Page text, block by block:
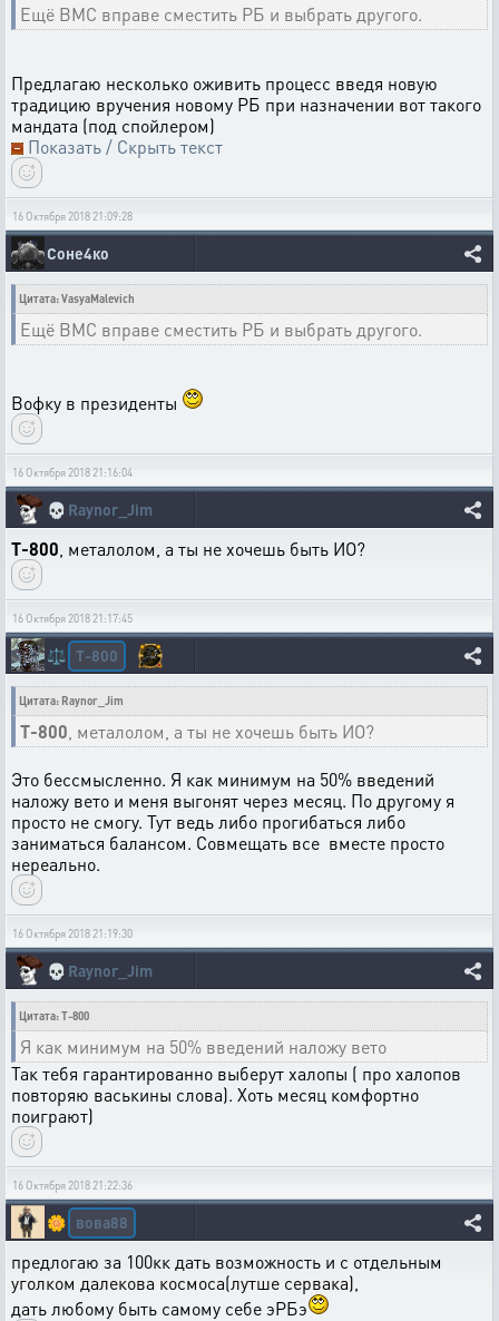
Ещё ВМС вправе сместить РБ и выбрать другого.
Предлагаю несколько оживить процесс введя новую
традицию вручения новому РБ при назначении вот такого
мандата (под спойлером)
Показать / Скрыть текст
16 Октября 2018 21:09:28
Соне4ко
Цитата: VasyaMalevich
Ещё ВМС вправе сместить РБ и выбрать другого.
Вофку в президенты
16 Октября 2018 21:16:04
💀 Raynor_Jim
T-800 , металолом, а ты не хочешь быть ИО?
16 Октября 2018 21:17:45
⚖️ T-800
Цитата: Raynor_Jim
T-800 , металолом, а ты не хочешь быть ИО?
Это бессмысленно. Я как минимум на 50% введений
наложу вето и меня выгонят через месяц. По другому я
просто не смогу. Тут ведь либо прогибаться либо
заниматься балансом. Совмещать все вместе просто
нереально.
16 Октября 2018 21:19:30
💀 Raynor_Jim
Цитата: T-800
Я как минимум на 50% введений наложу вето
Так тебя гарантированно выберут халопы ( про халопов
повторяю васькины слова). Хоть месяц комфортно
поиграют)
16 Октября 2018 21:22:36
🌼 вова88
предлогаю за 100кк дать возможность и с отдельным
уголком далекова космоса(лутше сервака),
дать любому быть самому себе эРБэ